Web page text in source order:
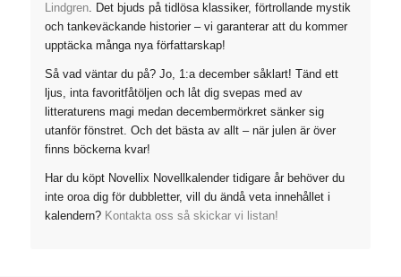
Lindgren. Det bjuds på tidlösa klassiker, förtrollande mystik
och tankeväckande historier – vi garanterar att du kommer
upptäcka många nya författarskap!
Så vad väntar du på? Jo, 1:a december såklart! Tänd ett
ljus, inta favoritfåtöljen och låt dig svepas med av
litteraturens magi medan decembermörkret sänker sig
utanför fönstret. Och det bästa av allt – när julen är över
finns böckerna kvar!
Har du köpt Novellix Novellkalender tidigare år behöver du
inte oroa dig för dubbletter, vill du ändå veta innehållet i
kalendern? Kontakta oss så skickar vi listan!